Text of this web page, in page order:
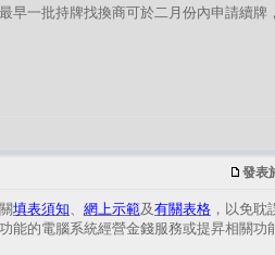
早一批持牌找換商可於二月份內申請續牌
發表
填表須知、 網上示範及有關表格 ，以免耽
的電腦系統經營金錢服務或提昇相關功